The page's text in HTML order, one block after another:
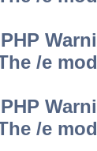
/e
/e